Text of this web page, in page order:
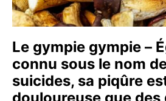
Le gympie gympie –
connu sous le nom
suicides, sa piqûre